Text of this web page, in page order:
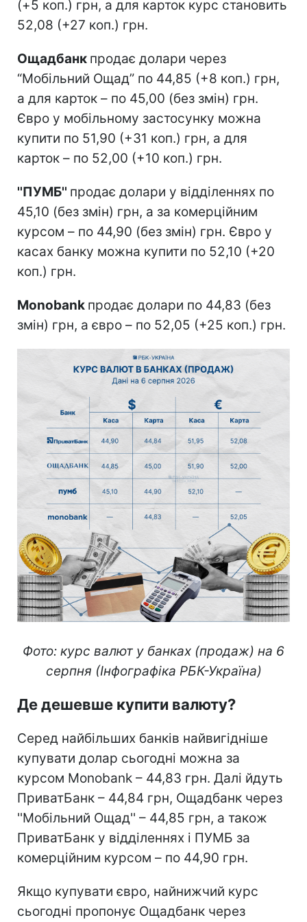
(+5 коп.) грн, а для карток курс становить
52,08 (+27 коп.) грн.
Ощадбанк продає долари через
“Мобільний Ощад” по 44,85 (+8 коп.) грн,
а для карток – по 45,00 (без змін) грн.
Євро у мобільному застосунку можна
купити по 51,90 (+31 коп.) грн, а для
карток – по 52,00 (+10 коп.) грн.
''ПУМБ'' продає долари у відділеннях по
45,10 (без змін) грн, а за комерційним
курсом – по 44,90 (без змін) грн. Євро у
касах банку можна купити по 52,10 (+20
коп.) грн.
Monobank продає долари по 44,83 (без
змін) грн, а євро – по 52,05 (+25 коп.) грн.
Фото: курс валют у банках (продаж) на 6
серпня (Інфографіка РБК-Україна)
Де дешевше купити валюту?
Серед найбільших банків найвигідніше
купувати долар сьогодні можна за
курсом Monobank – 44,83 грн. Далі йдуть
ПриватБанк – 44,84 грн, Ощадбанк через
''Мобільний Ощад'' – 44,85 грн, а також
ПриватБанк у відділеннях і ПУМБ за
комерційним курсом – по 44,90 грн.
Якщо купувати євро, найнижчий курс
сьогодні пропонує Ощадбанк через